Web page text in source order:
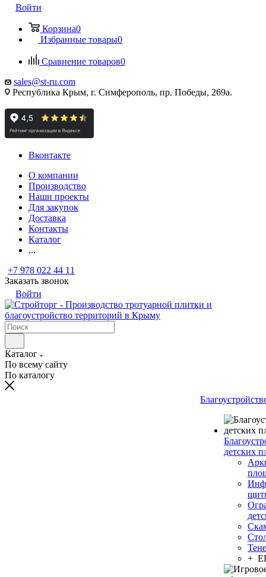
Войти
Корзина0
Избранные товары0
Сравнение товаров0
sales@st-ru.com
Республика Крым, г. Симферополь, пр. Победы, 269а.
Вконтакте
О компании
Производство
Наши проекты
Для закупок
Доставка
Контакты
Каталог
...
+7 978 022 44 11
Заказать звонок
Войти
Каталог
По всему сайту
По каталогу
детских
+